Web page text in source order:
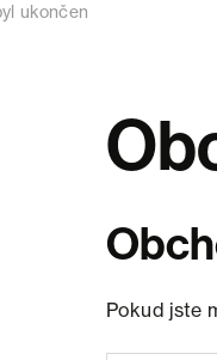
ukončen
Pokud jste